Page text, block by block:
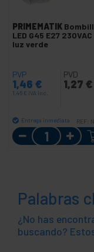
PRIMEMATIK
LED G45 E27 230VAC
luz verde
PVP
1,46 €
1,46 € IVA inc.
PVD
1,27 €
Entrega inmediata REF:
Cantidad
Palabras
¿No has
buscando?